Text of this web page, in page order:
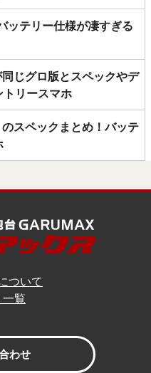
ッテリー仕様が凄すぎる
同じグロ版とスペックやデ
リースマホ
スペックまとめ！バッテ
ついて
一覧
わせ